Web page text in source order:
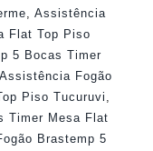
Assistência
Flat Top Piso
5 Bocas Timer
Assistência Fogão
Piso Tucuruvi
Timer Mesa Flat
Brastemp 5